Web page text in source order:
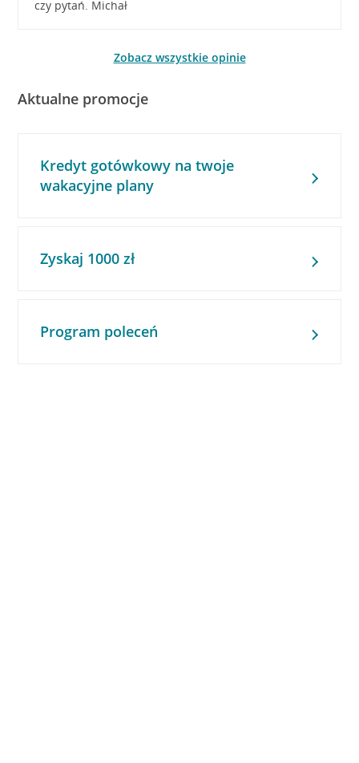
czy pytań. Michał
Zobacz wszystkie opinie
Aktualne promocje
Kredyt gotówkowy na twoje
wakacyjne plany
Zyskaj 1000 zł
Program poleceń